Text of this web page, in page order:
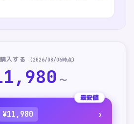
入する (2026/08/06時点)
〜
最安値
¥11,980 ›